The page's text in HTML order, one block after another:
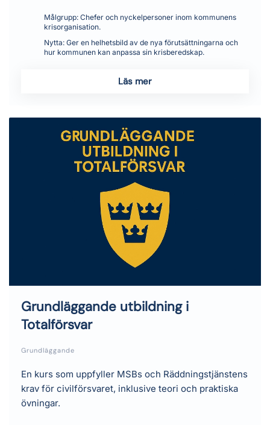
Målgrupp:Chefer och nyckelpersoner inom kommunens
krisorganisation.
Nytta:Ger en helhetsbild av de nya förutsättningarna och
hur kommunen kan anpassa sin krisberedskap.
Läs mer
Grundläggande utbildning i
Totalförsvar
Grundläggande
En kurs som uppfyller MSBs och Räddningstjänstens
krav för civilförsvaret, inklusive teori och praktiska
övningar.